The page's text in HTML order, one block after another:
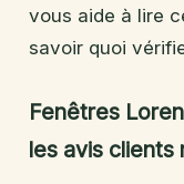
vous aide à lire
savoir quoi
Fenêtres
les avis clients